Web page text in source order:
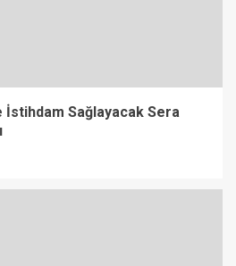
İstihdam Sağlayacak Sera